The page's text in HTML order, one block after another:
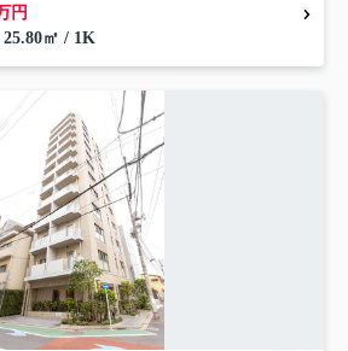
円
㎡ / 1K